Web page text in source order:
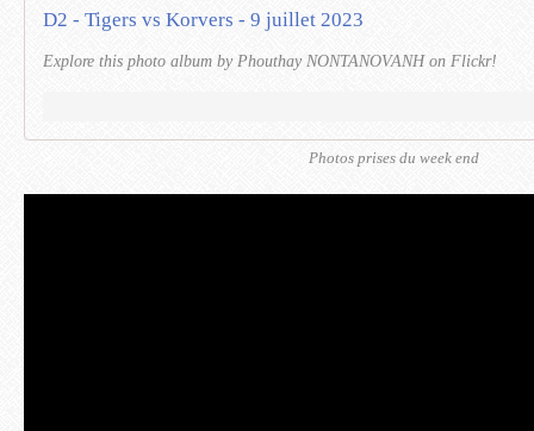
D2 - Tigers vs Korvers - 9 juillet 2023
Explore this photo album by Phouthay NONTANOVANH on Flickr!
Photos prises du week end